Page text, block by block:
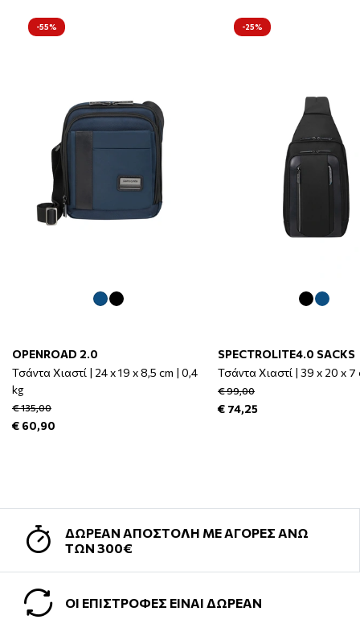
-55%
OPENROAD 2.0
Τσάντα Χιαστί | 24 x 19 x 8,5 cm | 0,4
kg
€ 135,00
€ 60,90
-25%
SPECTROLITE4.0 SACKS
Τσάντα Χιαστί | 39 x 20 x 7
€ 99,00
€ 74,25
ΔΩΡΕΑΝ ΑΠΟΣΤΟΛΗ ΜΕ ΑΓΟΡΕΣ ΑΝΩ
ΤΩΝ 300€
ΟΙ ΕΠΙΣΤΡΟΦΕΣ ΕΙΝΑΙ ΔΩΡΕΑΝ